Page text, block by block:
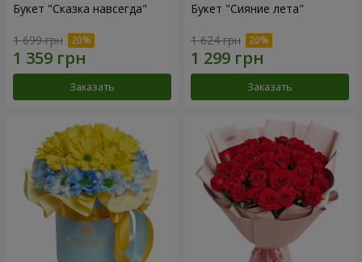
Букет "Сказка навсегда"
1 699 грн
Заказать
Букет "Сияние лета"
1 624 грн
Заказать